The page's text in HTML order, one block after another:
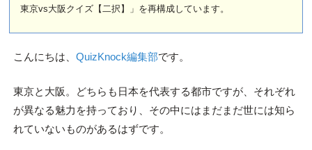
東京vs大阪クイズ【二択】」を再構成しています。
こんにちは、 QuizKnock編集部です。
東京と大阪。どちらも日本を代表する都市ですが、それぞれ
が異なる魅力を持っており、その中にはまだまだ世には知ら
れていないものがあるはずです。